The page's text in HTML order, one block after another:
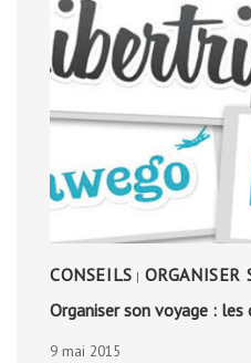
CONSEILS | ORGANISER
Organiser son voyage :
9 mai 2015